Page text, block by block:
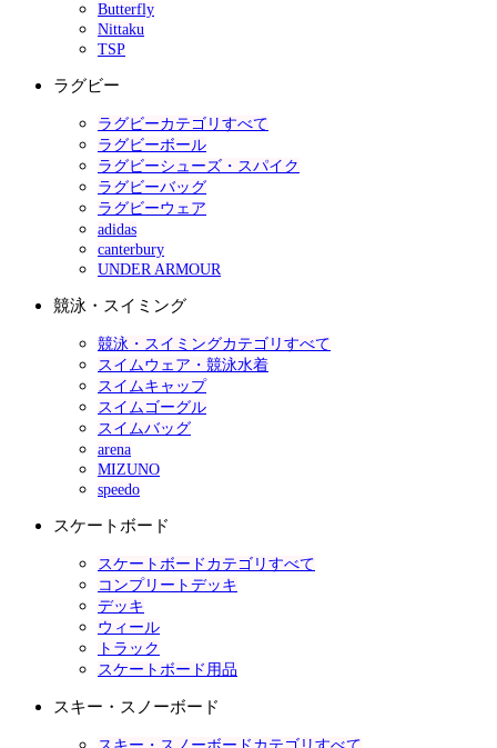
Butterfly
Nittaku
TSP
ラグビー
ラグビーカテゴリすべて
ラグビーボール
ラグビーシューズ・スパイク
ラグビーバッグ
ラグビーウェア
adidas
canterbury
UNDER ARMOUR
競泳・スイミング
競泳・スイミングカテゴリすべて
スイムウェア・競泳水着
スイムキャップ
スイムゴーグル
スイムバッグ
arena
MIZUNO
speedo
スケートボード
スケートボードカテゴリすべて
コンプリートデッキ
デッキ
ウィール
トラック
スケートボード用品
スキー・スノーボード